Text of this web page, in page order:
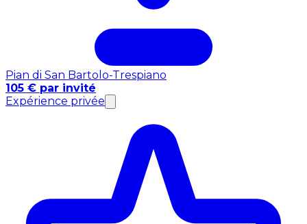
Pian di San Bartolo-Trespiano
105 € par invité
Expérience privée